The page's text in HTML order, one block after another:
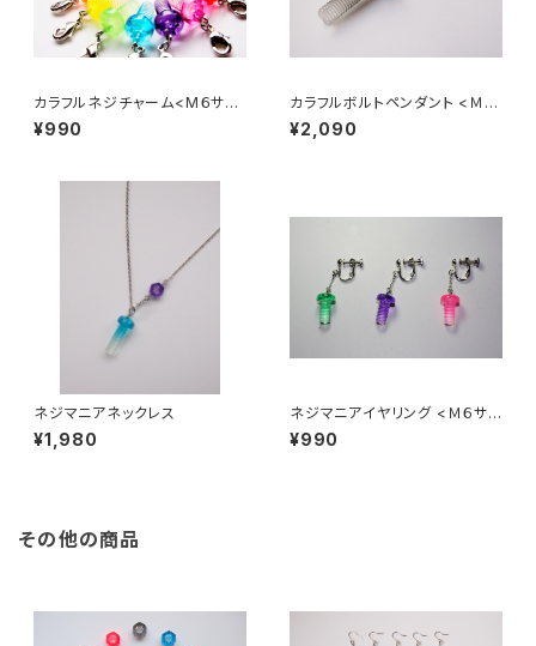
カラフルネジチャーム<M６サイ
ズ>
¥990
カラフルボルトペンダント <Ｍ８
サイズ>
¥2,090
ネジマニアネックレス
¥1,980
ネジマニアイヤリング <Ｍ６サイ
ズ>
¥990
その他の商品